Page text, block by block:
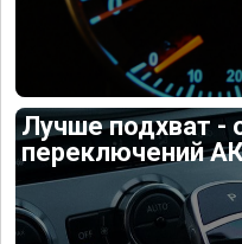
Лучше подхват -
переключений